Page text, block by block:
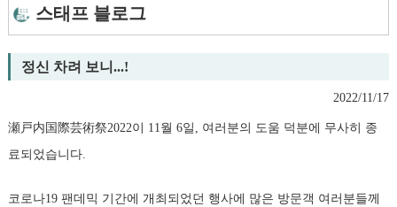
스태프 블로그
정신 차려 보니...!
2022/11/17
瀬戸内国際芸術祭2022이 11월 6일, 여러분의 도움 덕분에 무사히 종
료되었습니다.
코로나19 팬데믹 기간에 개최되었던 행사에 많은 방문객 여러분들께